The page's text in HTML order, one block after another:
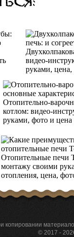
видео-
руками, цена,
Отопительно-
котлом: видео-
руками, фото и цена
Отопительные печи
монтажу своими
отопления, цена,
копировании
© 2017 -